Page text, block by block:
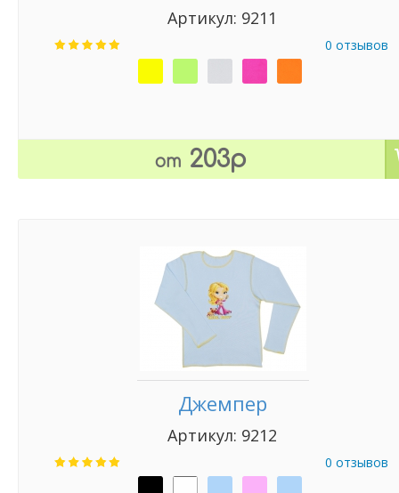
Артикул: 9211
0 отзывов
от 203р
Джемпер
Артикул: 9212
0 отзывов